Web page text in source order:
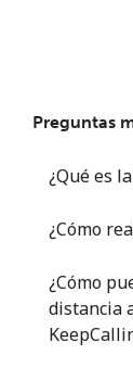
Preguntas
¿Qué es
¿Cómo
¿Cómo
distancia